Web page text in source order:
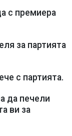
с премиера
за партията
с партията.
да печели
ви за